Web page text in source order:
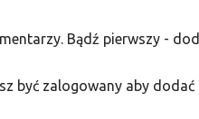
Bądź pierwszy -
być zalogowany aby